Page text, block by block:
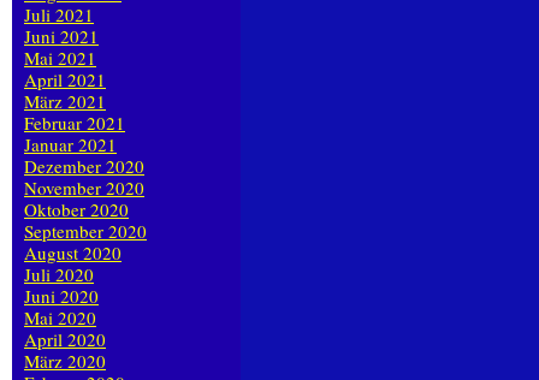
Juli 2021
Juni 2021
Mai 2021
April 2021
März 2021
Februar 2021
Januar 2021
Dezember 2020
November 2020
Oktober 2020
September 2020
August 2020
Juli 2020
Juni 2020
Mai 2020
April 2020
März 2020